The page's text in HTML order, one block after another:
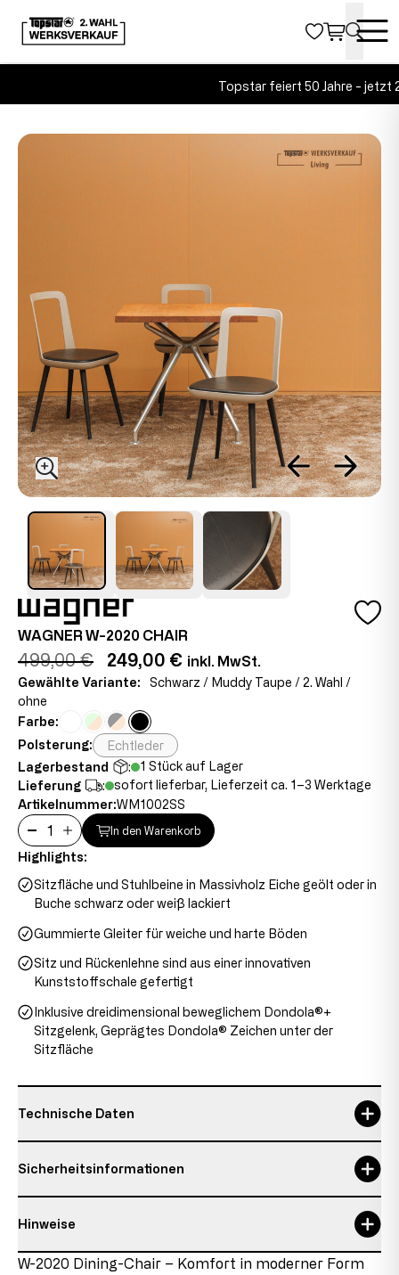
Topstar feiert 50 Jahre - jetzt
WAGNER W-2020 CHAIR
499,00 € 249,00 € inkl. MwSt.
Gewählte Variante:
Schwarz / Muddy Taupe / 2. Wahl /
ohne
Farbe:
Polsterung:
Echtleder
Lagerbestand
:
1 Stück auf Lager
Lieferung
:
sofort lieferbar, Lieferzeit ca. 1–3 Werktage
Artikelnummer:WM1002SS
In den Warenkorb
Highlights:
Sitzfläche und Stuhlbeine in Massivholz Eiche geölt oder in
Buche schwarz oder weiß lackiert
Gummierte Gleiter für weiche und harte Böden
Sitz und Rückenlehne sind aus einer innovativen
Kunststoffschale gefertigt
Inklusive dreidimensional beweglichem Dondola®+
Sitzgelenk, Geprägtes Dondola® Zeichen unter der
Sitzfläche
Technische Daten
max. Nutzergewicht
max. Nutzergröße 1,92 m
Sicherheitsinformationen
Verantwortliche Person:
Augsburger Str. 29
Hinweise
Details zum Zustand des Artikels
W-2020 Dining-Chair – Komfort in moderner Form